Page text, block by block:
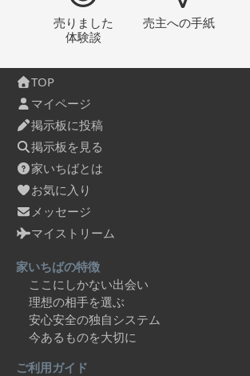
売りました
体験談
売主への手紙
TOP
マイページ
掲示板に投稿
掲示板を見る
家いちばとは
お気に入り
メッセージ
マイストリーム
家いちばの特徴
ここにしかない出会い
理想の相手を選ぶ
安心安全の独自システム
今あるものを大切に
ご利用ガイド